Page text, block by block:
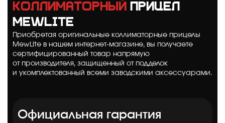
коллиматорный прицел
MewLite
Приобретая оригинальные коллиматорные прицелы
MewLite в нашем интернет-магазине, вы получаете
сертифицированный товар напрямую
от производителя, защищенный от подделок
и укомплектованный всеми заводскими аксессуарами.
Официальная гарантия